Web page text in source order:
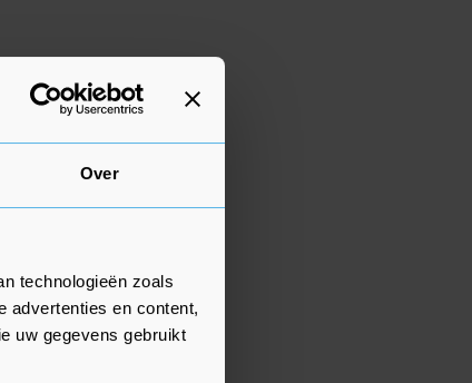
Over
technologieën zoals
advertenties en content,
uw gegevens gebruikt